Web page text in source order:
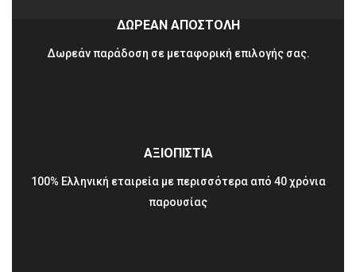
ΔΩΡΕΑΝ ΑΠΟΣΤΟΛΗ
Δωρεάν παράδοση σε μεταφορική επιλογής σας.
ΑΞΙΟΠΙΣΤΙΑ
100% Ελληνική εταιρεία με περισσότερα από 40 χρόνια
παρουσίας